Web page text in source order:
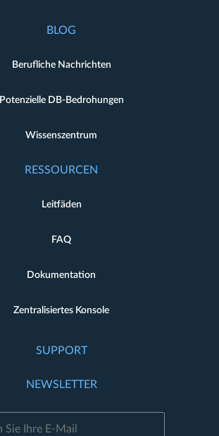
BLOG
Berufliche Nachrichten
Potenzielle DB-Bedrohungen
Wissenszentrum
RESSOURCEN
Leitfäden
FAQ
Dokumentation
Zentralisiertes Konsole
SUPPORT
NEWSLETTER